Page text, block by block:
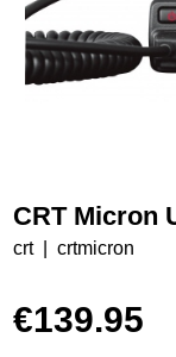
CRT Micron
crt crtmicron
€139.95